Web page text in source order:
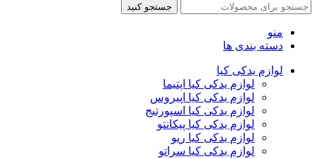
جستجو کنید
منو
دسته بندی ها
لوازم یدکی کیا
لوازم یدکی کیا اپتیما
لوازم یدکی کیا اپیروس
لوازم یدکی کیا اسپورتیج
لوازم یدکی کیا پیکانتو
لوازم یدکی کیا ریو
لوازم یدکی کیا سراتو